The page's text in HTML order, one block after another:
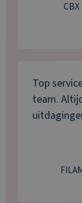
CBX
Top
team.